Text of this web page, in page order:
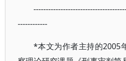
------------
*本文为作者主持的2005